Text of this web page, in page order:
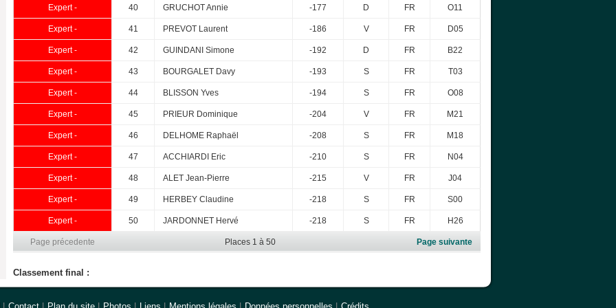
Expert - 40 GRUCHOT Annie -177 D FR O11
Expert - 41 PREVOT Laurent -186 V FR D05
Expert - 42 GUINDANI Simone -192 D FR B22
Expert - 43 BOURGALET Davy -193 S FR T03
Expert - 44 BLISSON Yves -194 S FR O08
Expert - 45 PRIEUR Dominique -204 V FR M21
Expert - 46 DELHOME Raphaël -208 S FR M18
Expert - 47 ACCHIARDI Eric -210 S FR N04
Expert - 48 ALET Jean-Pierre -215 V FR J04
Expert - 49 HERBEY Claudine -218 S FR S00
Expert - 50 JARDONNET Hervé -218 S FR H26
Page précedente Places 1 à 50 Page suivante
Classement final :